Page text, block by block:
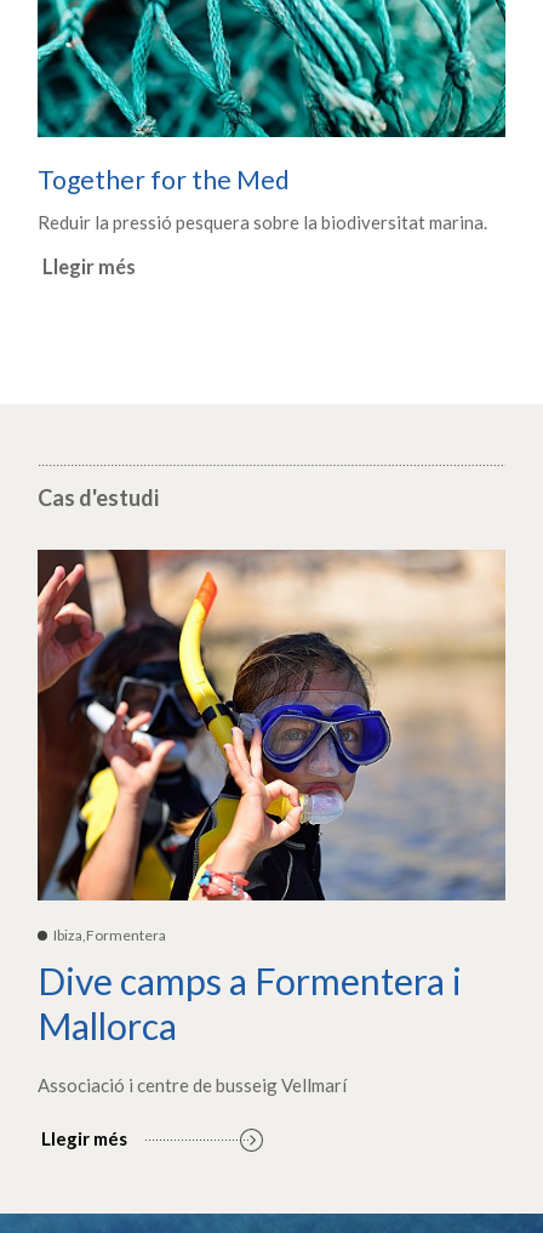
Together for the Med
Reduir la pressió pesquera sobre la biodiversitat marina.
Llegir més
Cas d'estudi
Ibiza,Formentera
Dive camps a Formentera i
Mallorca
Associació i centre de busseig Vellmarí
Llegir més